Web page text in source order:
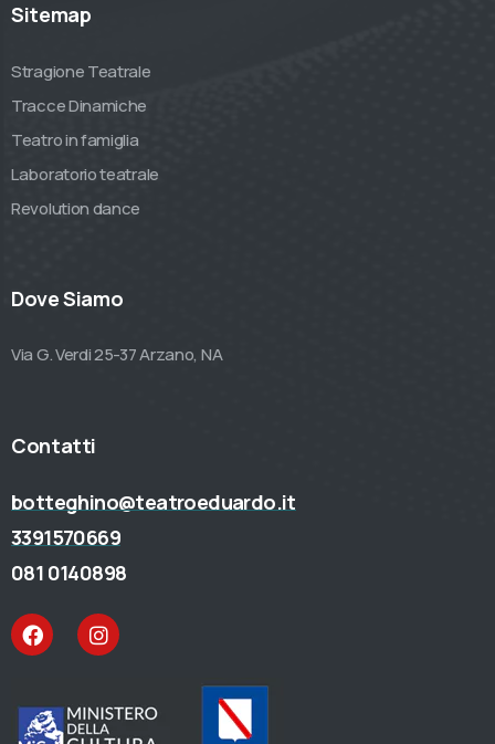
Sitemap
Stragione Teatrale
Tracce Dinamiche
Teatro in famiglia
Laboratorio teatrale
Revolution dance
Dove Siamo
Via G. Verdi 25-37 Arzano, NA
Contatti
botteghino@teatroeduardo.it
3391570669
081 0140898